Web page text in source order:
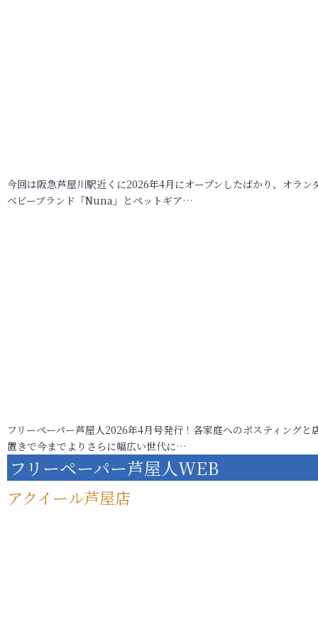
今回は阪急芦屋川駅近くに2026年4月にオープンしたばかり、オラン
ベビーブランド「Nuna」とペットギア…
フリーペーパー芦屋人2026年4月号発行！各家庭へのポスティングと
置きで今までよりさらに幅広い世代に…
フリーペーパー芦屋人WEB
アクイール芦屋店